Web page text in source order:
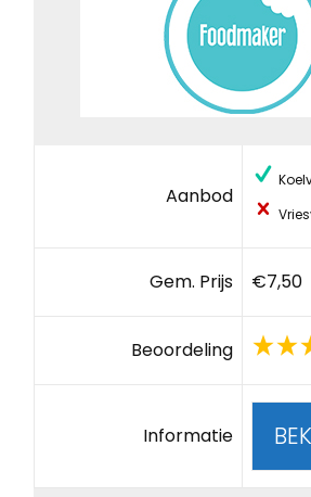
Aanbod
Gem. Prijs €7,50
Beoordeling
Informatie